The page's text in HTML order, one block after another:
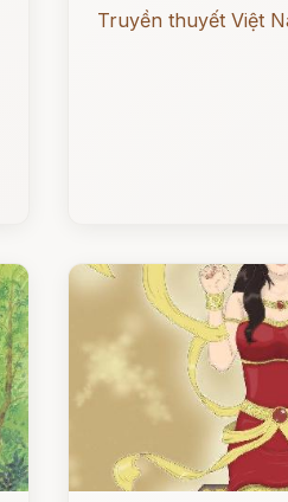
Truyền thuyết Việt